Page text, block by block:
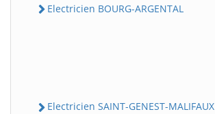
Electricien BOURG-ARGENTAL
Electricien SAINT-GENEST-MALIFAUX